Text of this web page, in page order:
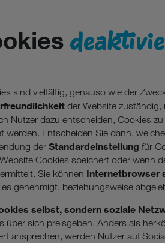
sind vielfältig, genauso wie der
der Website zuständig,
Nutzer dazu entscheiden, Cookies
werden. Entscheiden Sie dann,
der Standardeinstellung für
Cookies speichert oder wenn
Sie können Internetbrowser
genehmigt, beziehungsweise
selbst, sondern soziale
über sich preisgeben. Anders als
ansprechen, werden Nutzer auf